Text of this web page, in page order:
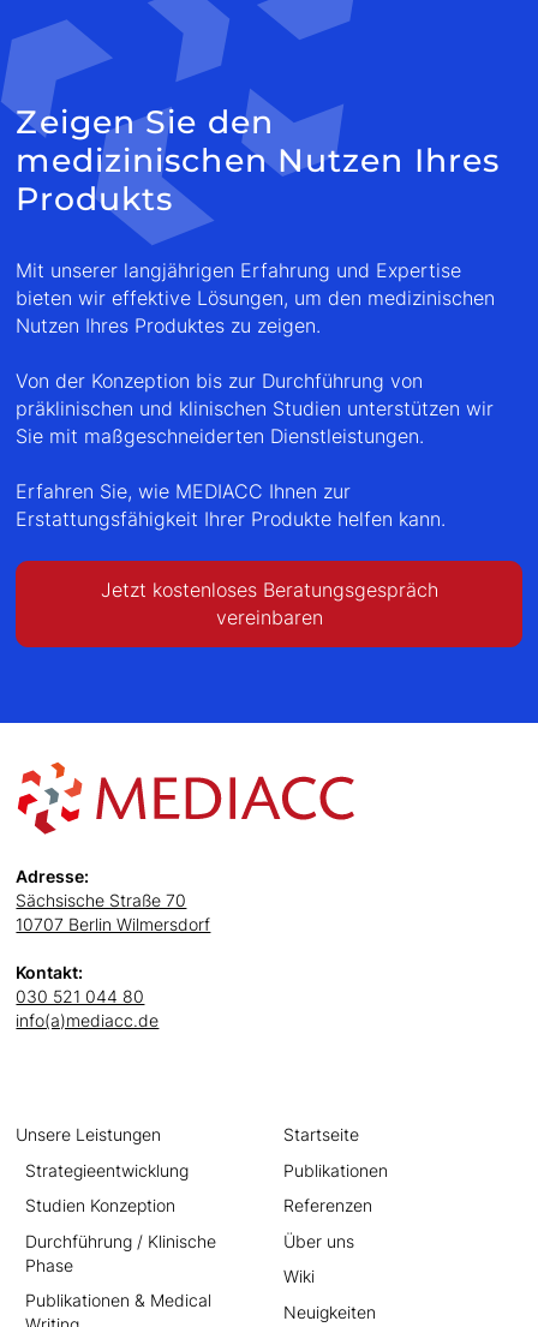
Zeigen Sie den
medizinischen Nutzen Ihres
Produkts
Mit unserer langjährigen Erfahrung und Expertise
bieten wir effektive Lösungen, um den medizinischen
Nutzen Ihres Produktes zu zeigen.
Von der Konzeption bis zur Durchführung von
präklinischen und klinischen Studien unterstützen wir
Sie mit maßgeschneiderten Dienstleistungen.
Erfahren Sie, wie MEDIACC Ihnen zur
Erstattungsfähigkeit Ihrer Produkte helfen kann.
Jetzt kostenloses Beratungsgespräch
vereinbaren
Adresse:
Sächsische Straße 70
10707 Berlin Wilmersdorf
Kontakt:
030 521 044 80
info(a)mediacc.de
Unsere Leistungen
Strategieentwicklung
Studien Konzeption
Durchführung / Klinische
Phase
Publikationen & Medical
Startseite
Publikationen
Referenzen
Über uns
Wiki
Neuigkeiten